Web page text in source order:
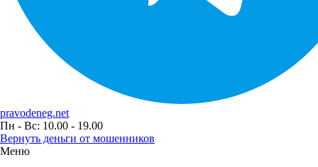
pravodeneg.net
Пн - Вс: 10.00 - 19.00
Вернуть деньги от мошенников
Меню